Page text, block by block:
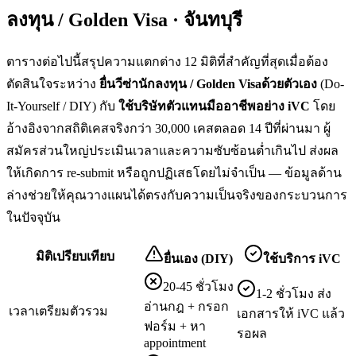
ลงทุน / Golden Visa · จันทบุรี
ตารางต่อไปนี้สรุปความแตกต่าง 12 มิติที่สำคัญที่สุดเมื่อต้อง
ตัดสินใจระหว่าง ยื่นวีซ่านักลงทุน / Golden Visaด้วยตัวเอง (Do-
It-Yourself / DIY) กับ ใช้บริษัทตัวแทนมืออาชีพอย่าง iVC โดย
อ้างอิงจากสถิติเคสจริงกว่า 30,000 เคสตลอด 14 ปีที่ผ่านมา ผู้
สมัครส่วนใหญ่ประเมินเวลาและความซับซ้อนต่ำเกินไป ส่งผล
ให้เกิดการ re-submit หรือถูกปฏิเสธโดยไม่จำเป็น — ข้อมูลด้าน
ล่างช่วยให้คุณวางแผนได้ตรงกับความเป็นจริงของกระบวนการ
ในปัจจุบัน
มิติเปรียบเทียบ ยื่นเอง (DIY) ใช้บริการ iVC
เวลาเตรียมตัวรวม
20-45 ชั่วโมง
อ่านกฎ + กรอก
ฟอร์ม + หา
appointment
1-2 ชั่วโมง ส่ง
เอกสารให้ iVC แล้ว
รอผล